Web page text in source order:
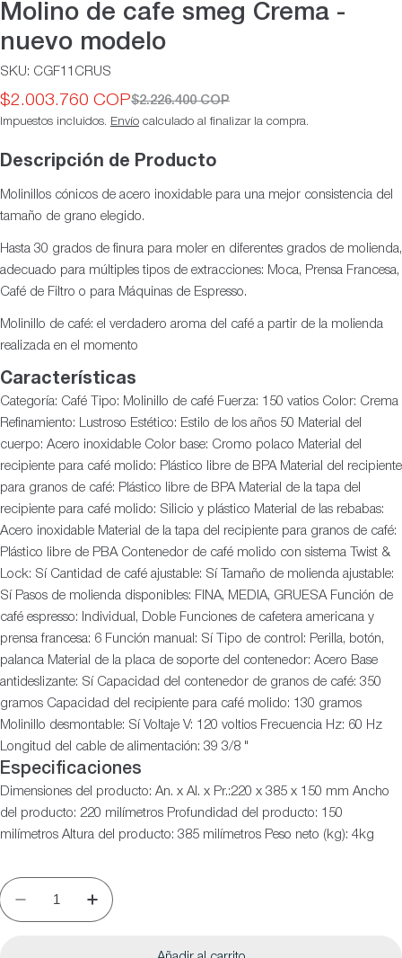
Molino de cafe smeg Crema -
nuevo modelo
SKU: CGF11CRUS
Precio
de
$2.003.760 COP
Precio
habitual
$2.226.400 COP
Impuestos incluidos. Envío calculado al finalizar la compra.
Descripción de Producto
Molinillos cónicos de acero inoxidable para una mejor consistencia del
tamaño de grano elegido.
Hasta 30 grados de finura para moler en diferentes grados de molienda,
adecuado para múltiples tipos de extracciones: Moca, Prensa Francesa,
Café de Filtro o para Máquinas de Espresso.
Molinillo de café: el verdadero aroma del café a partir de la molienda
realizada en el momento
Características
Categoría: Café Tipo: Molinillo de café Fuerza: 150 vatios Color: Crema
Refinamiento: Lustroso Estético: Estilo de los años 50 Material del
cuerpo: Acero inoxidable Color base: Cromo polaco Material del
recipiente para café molido: Plástico libre de BPA Material del recipiente
para granos de café: Plástico libre de BPA Material de la tapa del
recipiente para café molido: Silicio y plástico Material de las rebabas:
Acero inoxidable Material de la tapa del recipiente para granos de café:
Plástico libre de PBA Contenedor de café molido con sistema Twist &
Lock: Sí Cantidad de café ajustable: Sí Tamaño de molienda ajustable:
Sí Pasos de molienda disponibles: FINA, MEDIA, GRUESA Función de
café espresso: Individual, Doble Funciones de cafetera americana y
prensa francesa: 6 Función manual: Sí Tipo de control: Perilla, botón,
palanca Material de la placa de soporte del contenedor: Acero Base
antideslizante: Sí Capacidad del contenedor de granos de café: 350
gramos Capacidad del recipiente para café molido: 130 gramos
Molinillo desmontable: Sí Voltaje V: 120 voltios Frecuencia Hz: 60 Hz
Longitud del cable de alimentación: 39 3/8 "
Especificaciones
Dimensiones del producto: An. x Al. x Pr.:220 x 385 x 150 mm Ancho
del producto: 220 milímetros Profundidad del producto: 150
milímetros Altura del producto: 385 milímetros Peso neto (kg): 4kg